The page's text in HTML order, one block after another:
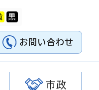
お問い合わせ
市政